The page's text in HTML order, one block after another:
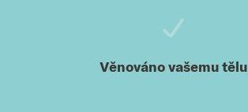
Věnováno vašemu tělu